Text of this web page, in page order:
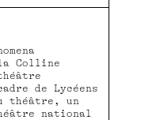
Colline
de Lycéens
théâtre, un
national